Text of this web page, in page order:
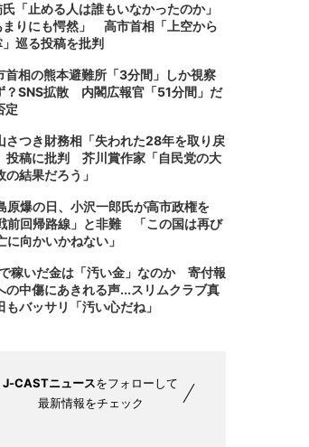
「止める人は誰もいなかったのか」
まりにも愕然」 高市首相「上空から
巡る投稿を批判
首相の熊本避難所「3分間」しか視察
？SNS拡散 内閣広報官「51分間」だ
定
さつき財務相「失われた28年を取り戻
投稿に批判 芥川賞作家「自民党の大
の結果だろう」
原爆の日、小沢一郎氏が高市政権を
前回帰路線」と非難 「この国は再び
に向かいかねない」
稼いだ金は「汚い金」なのか 寄付報
の中傷にあきれる声...スリムクラブ真
もバッサリ「汚い心だね」
J-CASTニュースをフォローして
最新情報をチェック